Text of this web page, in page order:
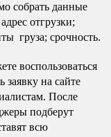
собрать данные
отгрузки;
груза; срочность.
воспользоваться
заявку на сайте
После
подберут
всю